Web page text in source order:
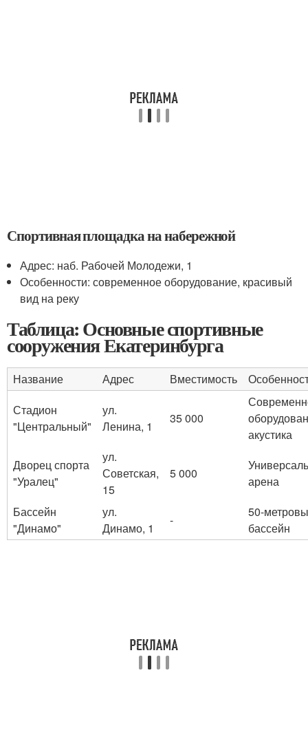
Спортивная площадка на набережной
Адрес: наб. Рабочей Молодежи, 1
Особенности: современное оборудование, красивый
вид на реку
Таблица: Основные спортивные
сооружения Екатеринбурга
Название Адрес Вместимость
Стадион
"Центральный"
ул.
Ленина, 1
35 000
акустика
Дворец спорта
"Уралец"
ул.
Советская,
15
5 000
арена
Бассейн
"Динамо"
ул.
Динамо, 1
-
50-
бассейн